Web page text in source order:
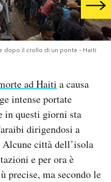
dopo il crollo di un ponte - Haiti
ad Haiti a causa
intense portate
in questi giorni sta
dirigendosi a
città dell’isola
e per ora è
precise, ma secondo le